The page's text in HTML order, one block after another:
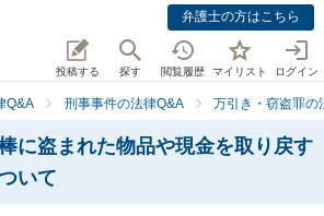
弁護士の方はこちら
投稿する 探す 閲覧履歴 マイリスト ログイン
Q&A 刑事事件の法律Q&A 万引き・窃盗罪の
に盗まれた物品や現金を取り戻す
いて